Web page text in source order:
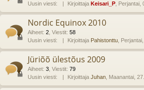
Uusin viesti:
Kirjoittaja Keisari_P , Perjantai,
Nordic Equinox 2010
Aiheet: 2 Viestit: 58
Uusin viesti:
Kirjoittaja Pahistonttu ,
Jüriõõ ülestõus 2009
Aiheet: 3 Viestit: 79
Uusin viesti:
Kirjoittaja Juhan , Maanantai,